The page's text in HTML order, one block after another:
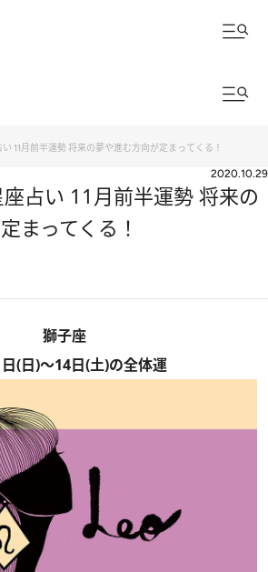
い 11月前半運勢 将来の夢や進む方向が定まってくる！
2020.10.29
座占い 11月前半運勢 将来の
まってくる！
獅子座
(日)～14日(土)の全体運